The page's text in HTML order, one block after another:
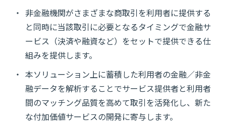
非金融機関がさまざまな商取引を利用者に提供する
と同時に当該取引に必要となるタイミングで金融サ
ービス（決済や融資など）をセットで提供できる仕
組みを提供します。
本ソリューション上に蓄積した利用者の金融／非金
融データを解析することでサービス提供者と利用者
間のマッチング品質を高めて取引を活発化し、新た
な付加価値サービスの開発に寄与します。